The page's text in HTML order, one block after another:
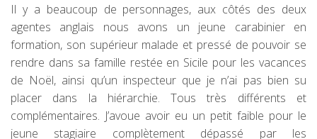
Il y a beaucoup de personnages, aux côtés des deux
agentes anglais nous avons un jeune carabinier en
formation, son supérieur malade et pressé de pouvoir se
rendre dans sa famille restée en Sicile pour les vacances
de Noël, ainsi qu’un inspecteur que je n’ai pas bien su
placer dans la hiérarchie. Tous très différents et
complémentaires. J’avoue avoir eu un petit faible pour le
jeune stagiaire complètement dépassé par les